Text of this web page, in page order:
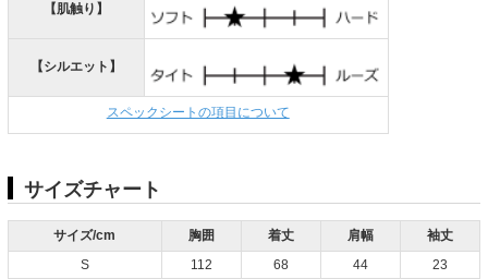
【肌触り】
【シルエット】
スペックシートの項目について
サイズチャート
サイズ/cm 胸囲 着丈 肩幅
袖丈
S
112 68 44 23